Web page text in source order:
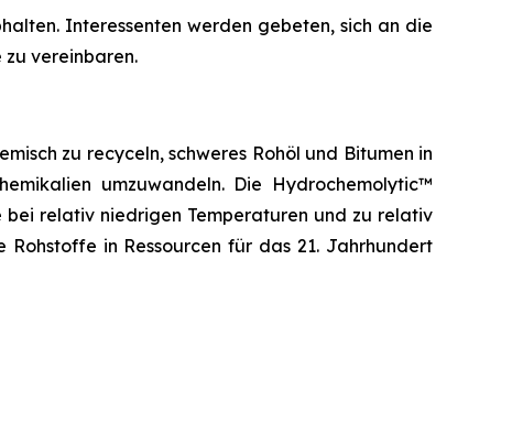
Interessenten werden gebeten, sich an die
zu vereinbaren.
zu recyceln, schweres Rohöl und Bitumen in
umzuwandeln. Die Hydrochemolytic™
bei relativ niedrigen Temperaturen und zu relativ
in Ressourcen für das 21. Jahrhundert